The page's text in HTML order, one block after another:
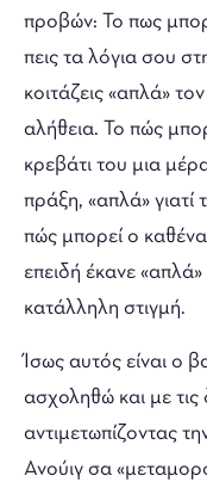
προβών: To πως
πεις τα λόγια σου
κοιτάζεις «απλά»
αλήθεια. Το πώς
κρεβάτι του μια
πράξη, «απλά» γιατί
πώς μπορεί ο
επειδή έκανε
κατάλληλη στιγμή.
Ίσως αυτός είναι ο
ασχοληθώ και με τις
αντιμετωπίζοντας
Ανούιγ σα